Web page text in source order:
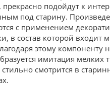
прекрасно подойдут к
под старину.
с применением
в состав которой входит
этому компоненту
имитация мелких
смотрится в